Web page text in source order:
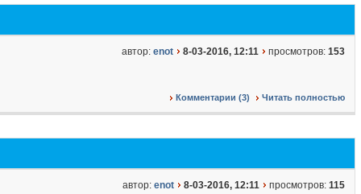
автор: enot 8-03-2016, 12:11 просмотров: 153
Комментарии (3) Читать полностью
автор: enot 8-03-2016, 12:11 просмотров: 115